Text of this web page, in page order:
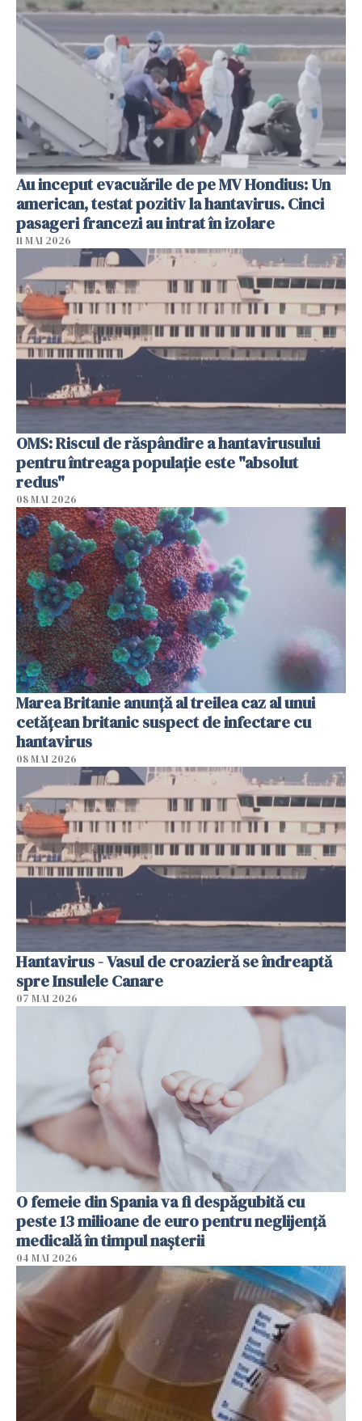
Au inceput evacuările de pe MV Hondius: Un
american, testat pozitiv la hantavirus. Cinci
pasageri francezi au intrat în izolare
11 MAI 2026
OMS: Riscul de răspândire a hantavirusului
pentru întreaga populaţie este "absolut
redus"
08 MAI 2026
Marea Britanie anunţă al treilea caz al unui
cetăţean britanic suspect de infectare cu
hantavirus
08 MAI 2026
Hantavirus - Vasul de croazieră se îndreaptă
spre Insulele Canare
07 MAI 2026
O femeie din Spania va fi despăgubită cu
peste 13 milioane de euro pentru neglijenţă
medicală în timpul naşterii
04 MAI 2026